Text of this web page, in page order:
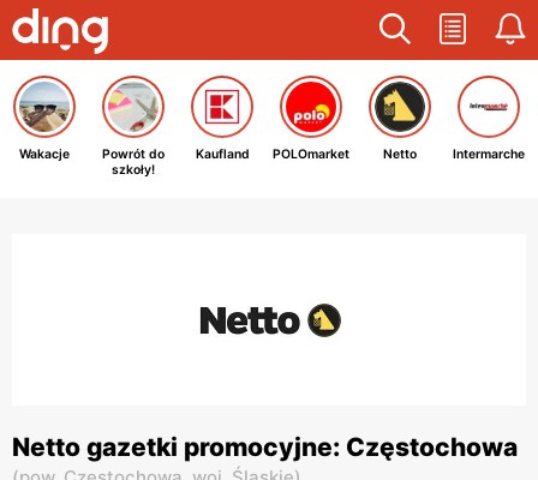
Wakacje
Powrót do
szkoły!
Kaufland POLOmarket Netto Intermarche
Netto gazetki promocyjne: Częstochowa